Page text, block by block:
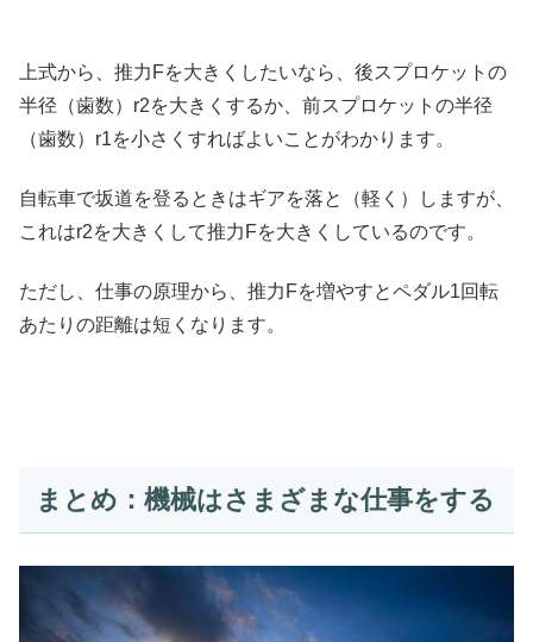
上式から、推力Fを大きくしたいなら、後スプロケットの
半径（歯数）r2を大きくするか、前スプロケットの半径
（歯数）r1を小さくすればよいことがわかります。
自転車で坂道を登るときはギアを落と（軽く）しますが、
これはr2を大きくして推力Fを大きくしているのです。
ただし、仕事の原理から、推力Fを増やすとペダル1回転
あたりの距離は短くなります。
まとめ：機械はさまざまな仕事をする